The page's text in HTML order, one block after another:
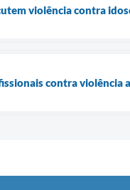
violência contra
contra violência